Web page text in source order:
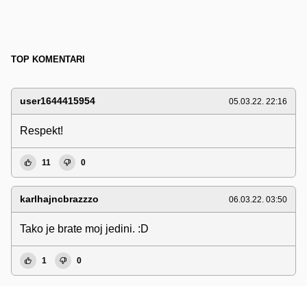
TOP KOMENTARI
user1644415954 05.03.22. 22:16
Respekt!
11 0
karlhajncbrazzzo 06.03.22. 03:50
Tako je brate moj jedini. :D
1 0